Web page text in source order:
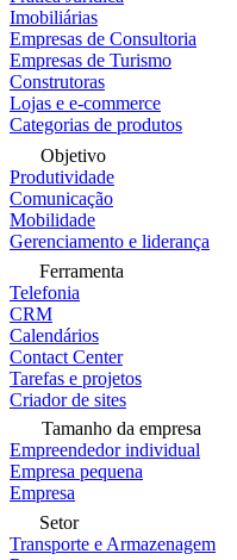
Imobiliárias
Empresas de Consultoria
Empresas de Turismo
Construtoras
Lojas e e-commerce
Categorias de produtos
Objetivo
Produtividade
Comunicação
Mobilidade
Gerenciamento e liderança
Ferramenta
Telefonia
CRM
Calendários
Contact Center
Tarefas e projetos
Criador de sites
Tamanho da empresa
Empreendedor individual
Empresa pequena
Empresa
Setor
Transporte e Armazenagem